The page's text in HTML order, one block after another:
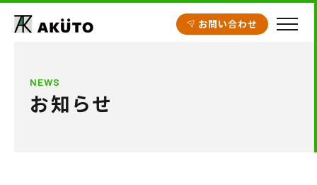
お問い合わせ
アクト建設の設計
NEWS
お知らせ